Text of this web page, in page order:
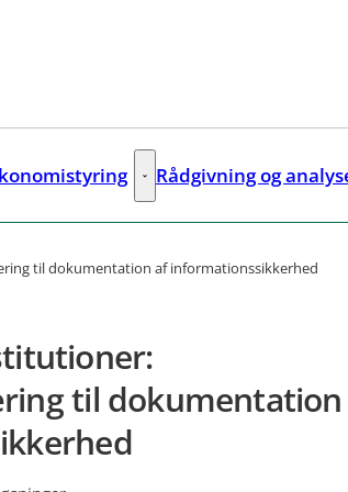
- Flere links It- og økonomistyring - Flere
Rådgivning og
til dokumentation af informationssikkerhed
til